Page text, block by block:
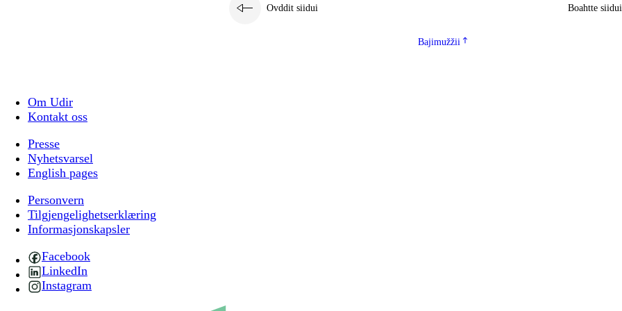
Ovddit siidui Boahtte siidui
Bajimužžii
Om Udir
Kontakt oss
Presse
Nyhetsvarsel
English pages
Personvern
Tilgjengelighetserklæring
Informasjonskapsler
Facebook
LinkedIn
Instagram